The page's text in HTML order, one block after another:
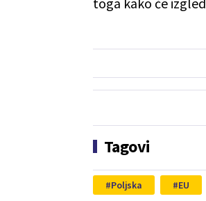
Tagovi
Poljska EU